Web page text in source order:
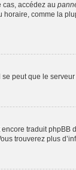
cas, accédez au
comme la
peut que le
traduit
trouverez plus